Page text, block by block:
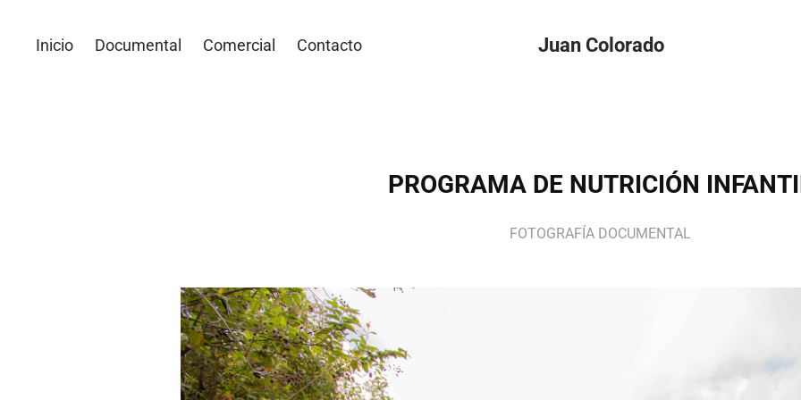
Inicio Documental Comercial Contacto Juan Colorado
PROGRAMA DE NUTRICIÓN